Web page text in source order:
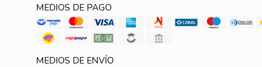
MEDIOS DE PAGO
MEDIOS DE ENVÍO